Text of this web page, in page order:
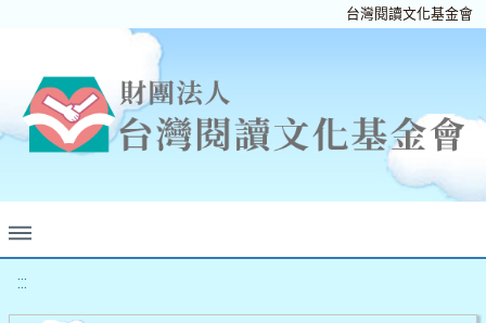
台灣閱讀文化基金會
:::